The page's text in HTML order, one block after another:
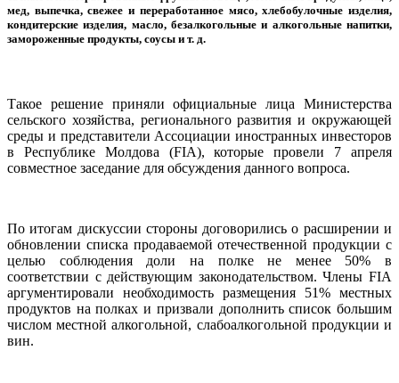
мед, выпечка, свежее и переработанное мясо, хлебобулочные изделия,
кондитерские изделия, масло, безалкогольные и алкогольные напитки,
замороженные продукты, соусы и т. д.
Такое решение приняли официальные лица Министерства
сельского хозяйства, регионального развития и окружающей
среды и представители Ассоциации иностранных инвесторов
в Республике Молдова (FIA), которые провели 7 апреля
совместное заседание для обсуждения данного вопроса.
По итогам дискуссии стороны договорились о расширении и
обновлении списка продаваемой отечественной продукции с
целью соблюдения доли на полке не менее 50% в
соответствии с действующим законодательством. Члены FIA
аргументировали необходимость размещения 51% местных
продуктов на полках и призвали дополнить список большим
числом местной алкогольной, слабоалкогольной продукции и
вин.